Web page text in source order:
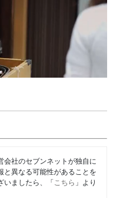
会社のセブンネットが独自に
と異なる可能性があることを
いましたら、「 こちら 」より